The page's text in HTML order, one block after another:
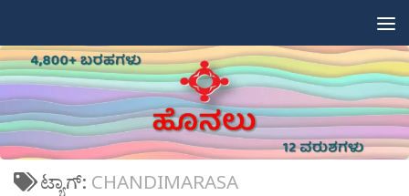
ಟ್ಯಾಗ್: CHANDIMARASA